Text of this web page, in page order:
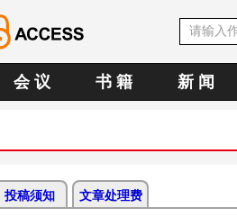
会 议 书 籍 新 闻
投稿须知 文章处理费